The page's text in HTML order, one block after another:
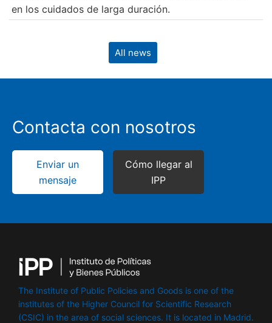
en los cuidados de larga duración.
All news
Contacta con nosotros
Enviar un
mensaje
Cómo llegar al
IPP
The Institute of Public Policies and Goods is one of the
institutes of the Higher Council for Scientific Research
(CSIC) in the area of ​​social sciences. It is located in Madrid.